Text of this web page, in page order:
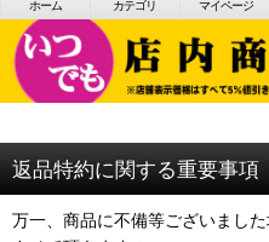
ホーム カテゴリ マイページ
返品特約に関する重要事項
万一、商品に不備等ございまし